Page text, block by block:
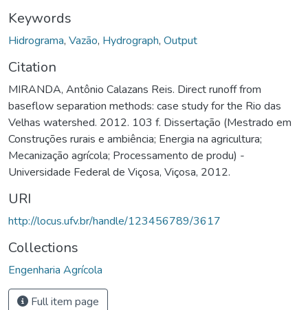
Keywords
Hidrograma, Vazão, Hydrograph, Output
Citation
MIRANDA, Antônio Calazans Reis. Direct runoff from
baseflow separation methods: case study for the Rio das
Velhas watershed. 2012. 103 f. Dissertação (Mestrado em
Construções rurais e ambiência; Energia na agricultura;
Mecanização agrícola; Processamento de produ) -
Universidade Federal de Viçosa, Viçosa, 2012.
URI
http://locus.ufv.br/handle/123456789/3617
Collections
Engenharia Agrícola
Full item page